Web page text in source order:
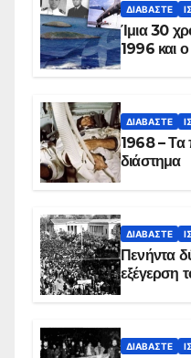
ΔΙΑΒΆΣΤΕ
Ίμια 30
ΔΙΑΒΆΣΤΕ
1968 – Τα
διάστημα
ΔΙΑΒΆΣΤΕ
Πενήντα
εξέγερση
ΔΙΑΒΆΣΤΕ